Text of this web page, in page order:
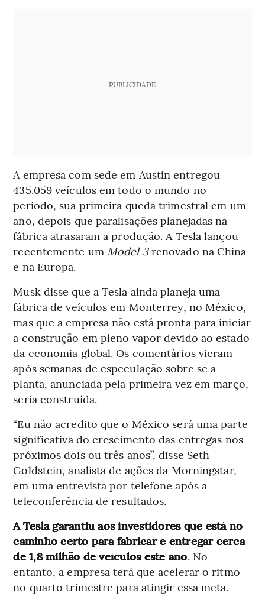
PUBLICIDADE
A empresa com sede em Austin entregou
435.059 veículos em todo o mundo no
período, sua primeira queda trimestral em um
ano, depois que paralisações planejadas na
fábrica atrasaram a produção. A Tesla lançou
recentemente um Model 3renovado na China
e na Europa.
Musk disse que a Tesla ainda planeja uma
fábrica de veículos em Monterrey, no México,
mas que a empresa não está pronta para iniciar
a construção em pleno vapor devido ao estado
da economia global. Os comentários vieram
após semanas de especulação sobre se a
planta, anunciada pela primeira vez em março,
seria construída.
“Eu não acredito que o México será uma parte
significativa do crescimento das entregas nos
próximos dois ou três anos”, disse Seth
Goldstein, analista de ações da Morningstar,
em uma entrevista por telefone após a
teleconferência de resultados.
A Tesla garantiu aos investidores que está no
caminho certo para fabricar e entregar cerca
de 1,8 milhão de veículos este ano. No
entanto, a empresa terá que acelerar o ritmo
no quarto trimestre para atingir essa meta.